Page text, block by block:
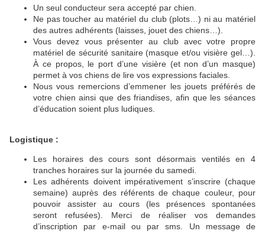
Un seul conducteur sera accepté par chien.
Ne pas toucher au matériel du club (plots…) ni au matériel
des autres adhérents (laisses, jouet des chiens…).
Vous devez vous présenter au club avec votre propre
matériel de sécurité sanitaire (masque et/ou visière gel…).
À ce propos, le port d’une visière (et non d’un masque)
permet à vos chiens de lire vos expressions faciales.
Nous vous remercions d’emmener les jouets préférés de
votre chien ainsi que des friandises, afin que les séances
d’éducation soient plus ludiques.
Logistique :
Les horaires des cours sont désormais ventilés en 4
tranches horaires sur la journée du samedi.
Les adhérents doivent impérativement s’inscrire (chaque
semaine) auprès des référents de chaque couleur, pour
pouvoir assister au cours (les présences spontanées
seront refusées). Merci de réaliser vos demandes
d’inscription par e-mail ou par sms. Un message de